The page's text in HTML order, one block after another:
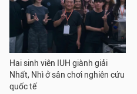
Hai sinh viên IUH giành giải
Nhất, Nhì ở sân chơi nghiên cứu
quốc tế